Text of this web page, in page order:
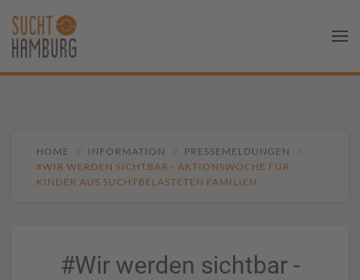
HOME INFORMATION
PRESSEMELDUNGEN
#WIR WERDEN SICHTBAR - AKTIONSWOCHE FÜR
KINDER AUS SUCHTBELASTETEN FAMILIEN
#Wir werden sichtbar -